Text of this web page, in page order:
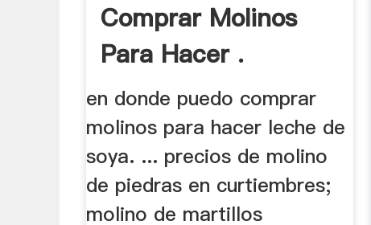
Comprar Molinos
Para Hacer .
en donde puedo comprar
molinos para hacer leche de
soya. ... precios de molino
de piedras en curtiembres;
molino de martillos